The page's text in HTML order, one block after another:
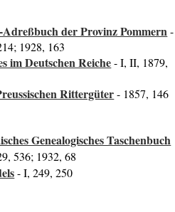
der Provinz Pommern-
1928, 163
im Deutschen Reiche- I, II, 1879,
Rittergüter- 1857, 146
Genealogisches Taschenbuch
536; 1932, 68
- I, 249, 250